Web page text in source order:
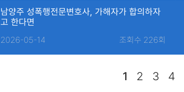
남양주 성폭행전문변호사, 가해자가 합의하자
고 한다면
2026-05-14 조회수 226회
1 2 3 4